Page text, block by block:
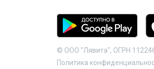
© ООО "Лявита", ОГРН
Политика